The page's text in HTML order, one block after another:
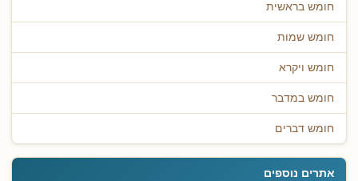
חומש בראשית
חומש שמות
חומש ויקרא
חומש במדבר
חומש דברים
אתרים נוספים